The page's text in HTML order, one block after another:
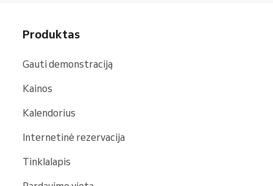
Produktas
Gauti demonstraciją
Kainos
Kalendorius
Internetinė rezervacija
Tinklalapis